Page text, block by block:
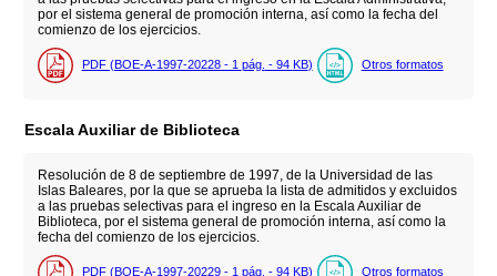
por el sistema general de promoción interna, así como la fecha del
comienzo de los ejercicios.
PDF (BOE-A-1997-20228 - 1 pág. - 94 KB) Otros formatos
Escala Auxiliar de Biblioteca
Resolución de 8 de septiembre de 1997, de la Universidad de las
Islas Baleares, por la que se aprueba la lista de admitidos y excluidos
a las pruebas selectivas para el ingreso en la Escala Auxiliar de
Biblioteca, por el sistema general de promoción interna, así como la
fecha del comienzo de los ejercicios.
PDF (BOE-A-1997-20229 - 1 pág. - 94 KB) Otros formatos